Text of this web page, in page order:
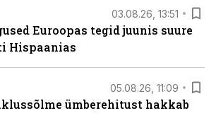
03.08.26, 13:51
Euroopas tegid juunis suure
Hispaanias
05.08.26, 11:09
ümberehitust hakkab